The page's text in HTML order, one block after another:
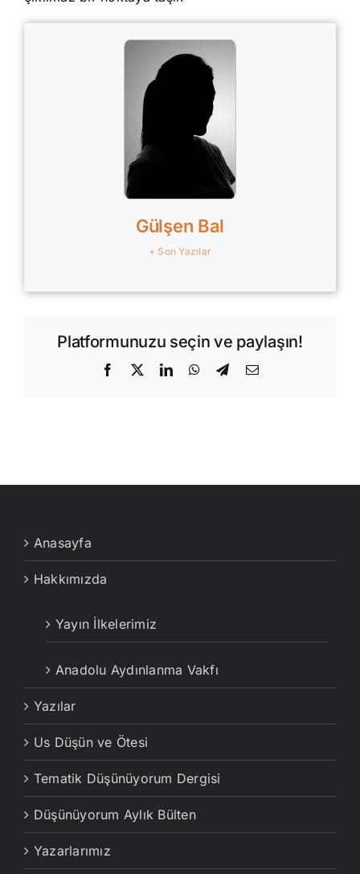
Gülşen Bal
+ Son Yazılar
Platformunuzu seçin ve paylaşın!
Facebook
X LinkedInWhatsApp
Telegram
E-
Anasayfa
Hakkımızda
Yayın İlkelerimiz
Anadolu Aydınlanma Vakfı
Yazılar
Us Düşün ve Ötesi
Tematik Düşünüyorum Dergisi
Düşünüyorum Aylık Bülten
Yazarlarımız